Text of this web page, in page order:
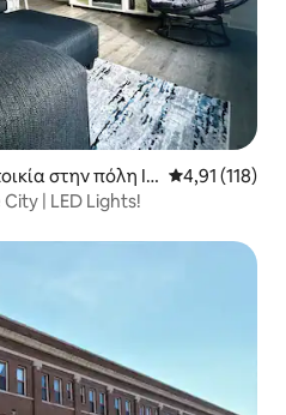
στην πόλη In Μέση
4,91 (118)
| LED Lights!